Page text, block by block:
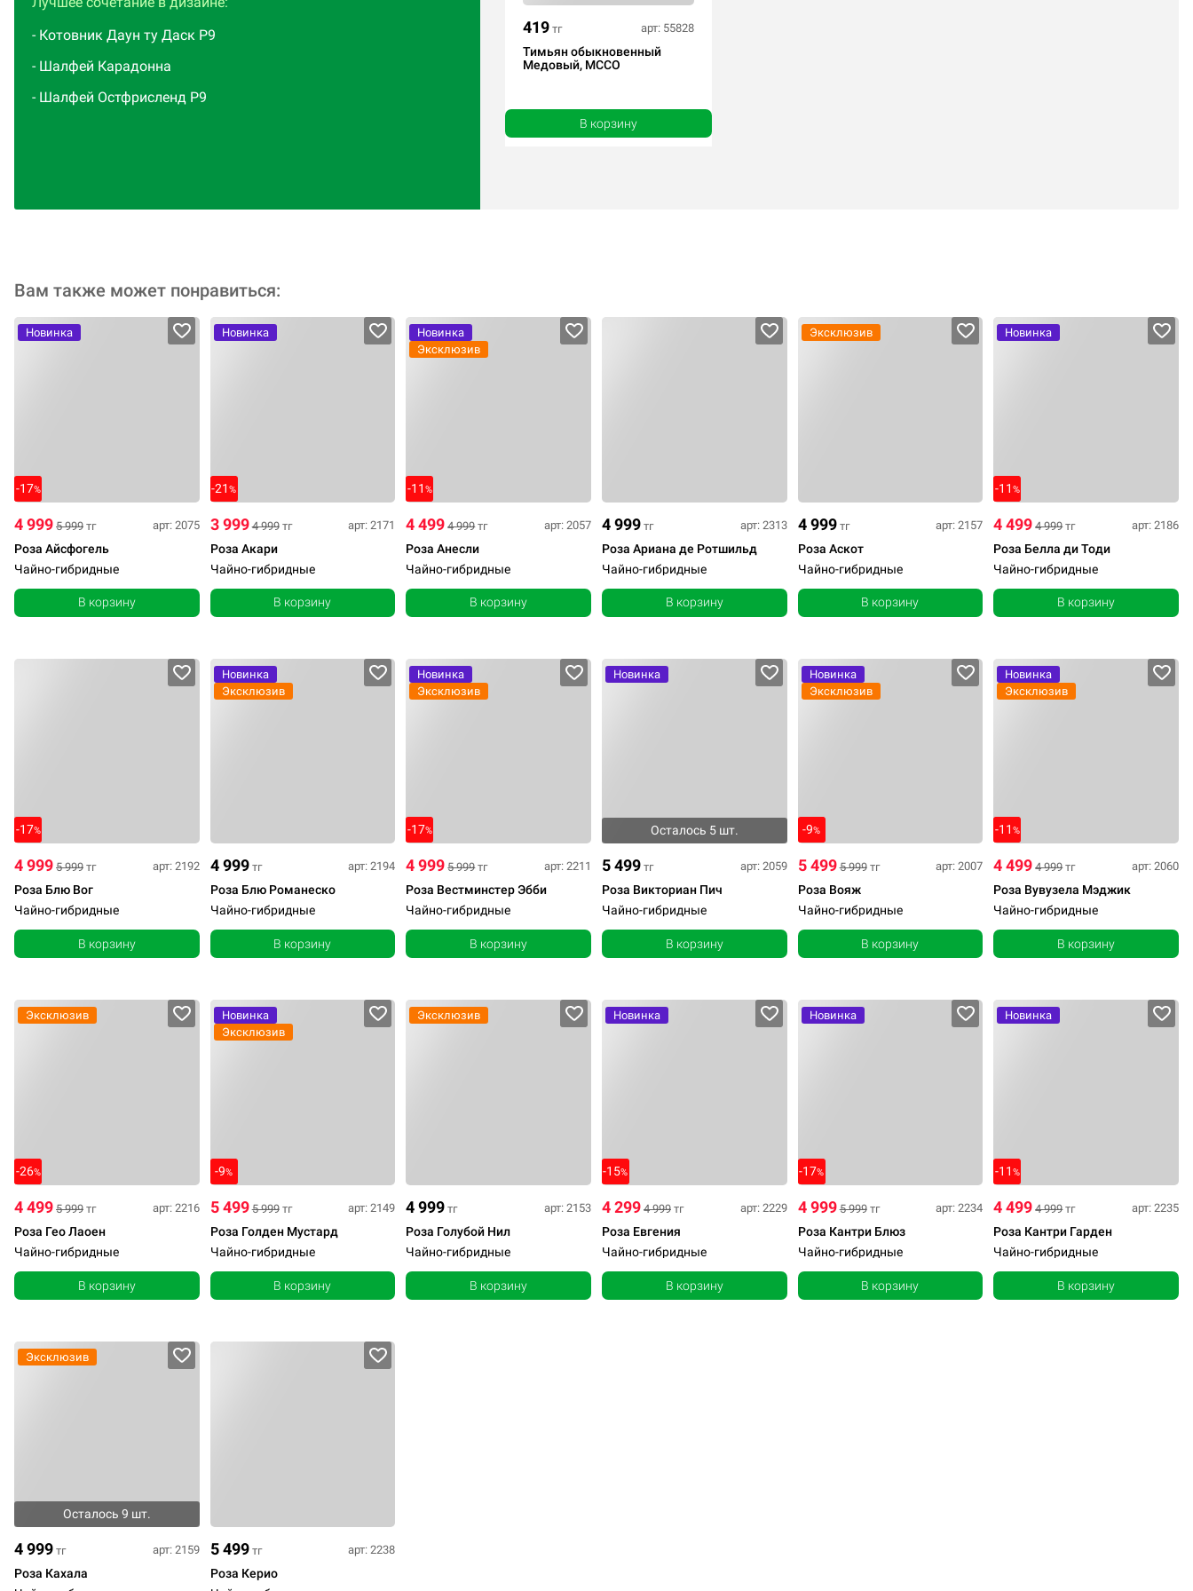
авторских композиций. Прекрасно сочетается с
серебристыми злаками, белыми астрами и тёмно-
длительной декоративности и роскошной срезки.
- Котовник Даун ту Даск Р9
- Шалфей Карадонна
- Шалфей Остфрисленд Р9
419тг арт: 55828
Тимьян обыкновенный
Медовый, МССО
В корзину
Вам также может понравиться:
Новинка
-17%
4 999 5 999 тг арт: 2075
Роза Айсфогель
Чайно-гибридные
В корзину
Новинка
-21%
3 999 4 999тг арт: 2171
Роза Акари
Чайно-гибридные
В корзину
Новинка
Эксклюзив
-11 %
4 499 4 999тг арт: 2057
Роза Анесли
Чайно-гибридные
В корзину
4 999тг арт: 2313
Роза Ариана де Ротшильд
Чайно-гибридные
В корзину
Эксклюзив
4 999тг арт: 2157
Роза Аскот
Чайно-гибридные
В корзину
Новинка
-11 %
4 499 4 999тг арт: 2186
Роза Белла ди Тоди
Чайно-гибридные
В корзину
-17%
4 999 5 999 тг арт: 2192
Роза Блю Вог
Чайно-гибридные
В корзину
Новинка
Эксклюзив
4 999тг арт: 2194
Роза Блю Романеско
Чайно-гибридные
В корзину
Новинка
Эксклюзив
-17%
4 999 5 999тг арт: 2211
Роза Вестминстер Эбби
Чайно-гибридные
В корзину
Новинка
Осталось 5 шт.
5 499тг арт: 2059
Роза Викториан Пич
Чайно-гибридные
В корзину
Новинка
Эксклюзив
-9%
5 499 5 999тг арт: 2007
Роза Вояж
Чайно-гибридные
В корзину
Новинка
Эксклюзив
-11 %
4 499 4 999тг арт: 2060
Роза Вувузела Мэджик
Чайно-гибридные
В корзину
Эксклюзив
-26%
4 499 5 999 тг арт: 2216
Роза Гео Лаоен
Чайно-гибридные
В корзину
Новинка
Эксклюзив
-9%
5 499 5 999тг арт: 2149
Роза Голден Мустард
Чайно-гибридные
В корзину
Эксклюзив
4 999 тг арт: 2153
Роза Голубой Нил
Чайно-гибридные
В корзину
Новинка
-15%
4 299 4 999тг арт: 2229
Роза Евгения
Чайно-гибридные
В корзину
Новинка
-17%
4 999 5 999тг арт: 2234
Роза Кантри Блюз
Чайно-гибридные
В корзину
Новинка
-11 %
4 499 4 999тг арт: 2235
Роза Кантри Гарден
Чайно-гибридные
В корзину
Эксклюзив
Осталось 9 шт.
4 999 тг арт: 2159
Роза Кахала
5 499тг арт: 2238
Роза Керио